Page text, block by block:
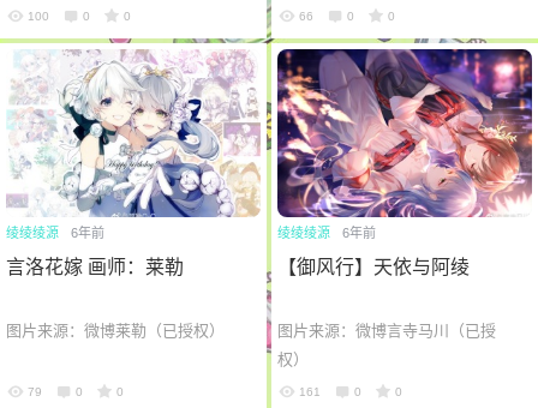
惊沧海，何处杜鹃啼悲凉。西北望
天狼无存，东南道学路茫茫。本事
自来未...
100 0 0 66 0 0
绫绫绫源 6年前
言洛花嫁 画师：莱勒
图片来源：微博莱勒（已授权）
79 0 0
绫绫绫源 6年前
【御风行】天依与阿绫
图片来源：微博言寺马川（已授
权）
161 0 0
您没有权限发布内容，请购买会员或者提升权
6位以上
6位以上